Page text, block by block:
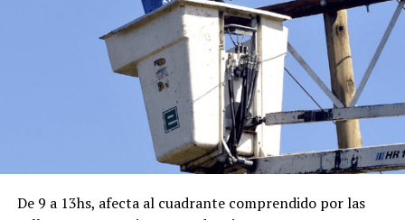
De 9 a 13hs, afecta al cuadrante comprendido por las